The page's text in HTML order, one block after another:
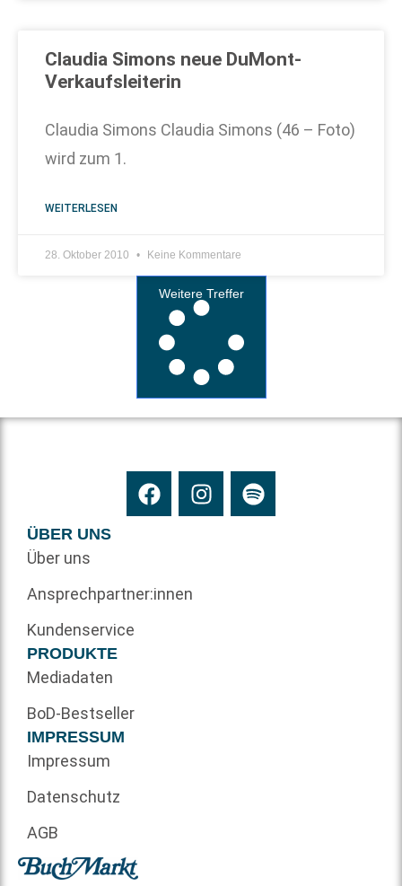
Claudia Simons neue DuMont-
Verkaufsleiterin
Claudia Simons Claudia Simons (46 – Foto)
wird zum 1.
WEITERLESEN
28. Oktober 2010 Keine Kommentare
Weitere Treffer
ÜBER UNS
Über uns
Ansprechpartner:innen
Kundenservice
PRODUKTE
Mediadaten
BoD-Bestseller
IMPRESSUM
Impressum
Datenschutz
AGB